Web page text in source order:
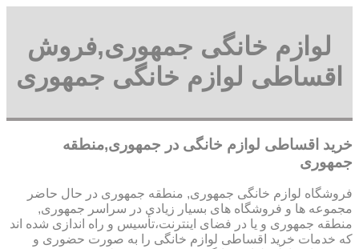
لوازم خانگی جمهوری,فروش
اقساطی لوازم خانگی جمهوری
خرید اقساطی لوازم خانگی در جمهوری,منطقه
جمهوری
فروشگاه لوازم خانگی جمهوری, منطقه جمهوری در حال حاضر
مجموعه ها و فروشگاه های بسیار زیادی در سراسر جمهوری,
منطقه جمهوری و یا در فضای اینترنت،تأسیس و راه اندازی شده اند
که خدمات خرید اقساطی لوازم خانگی را به صورت حضوری و